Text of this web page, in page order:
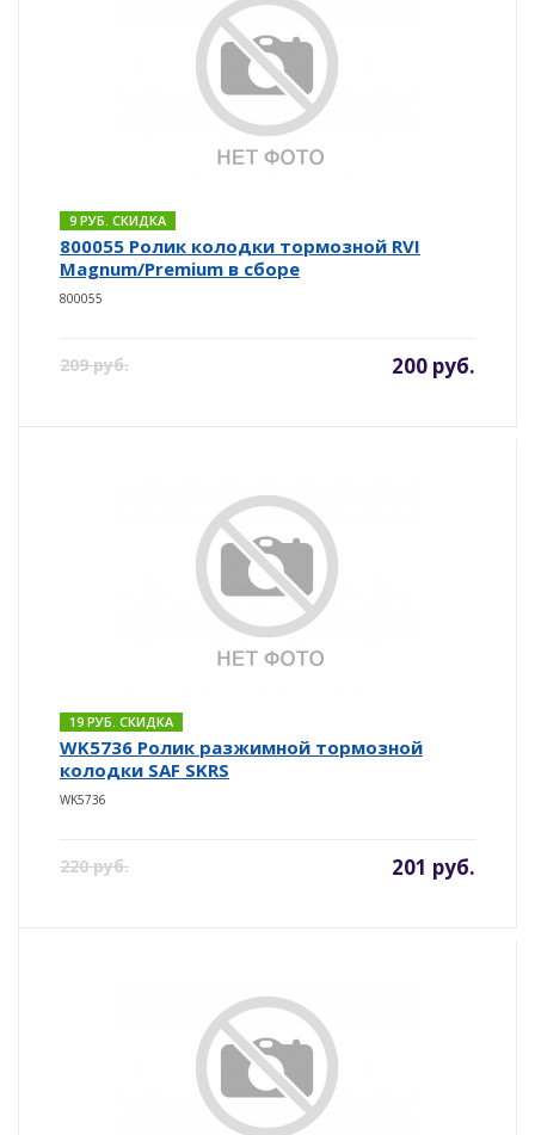
9 РУБ. СКИДКА
800055 Ролик колодки тормозной RVI
Magnum/Premium в сборе
800055
209 руб. 200 руб.
19 РУБ. СКИДКА
WK5736 Ролик разжимной тормозной
колодки SAF SKRS
WK5736
220 руб. 201 руб.